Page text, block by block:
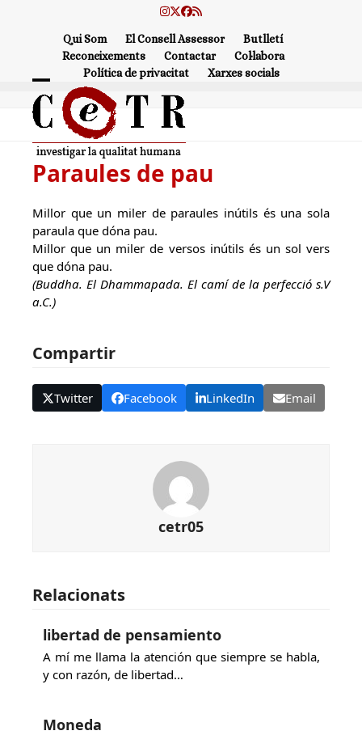
Instagram
Twitter
Facebook
RSS
Qui Som El Consell Assessor
Butlletí
Reconeixements
Contactar
Col·labora
Política de privacitat
Xarxes socials
Open
mobile
menu
Close
mobile
menu
Paraules de pau
Millor que un miler de paraules inútils és una sola
paraula que dóna pau.
Millor que un miler de versos inútils és un sol vers
que dóna pau.
(Buddha. El Dhammapada. El camí de la perfecció s.V
a.C.)
Compartir
Twitter Facebook LinkedIn Email
cetr05
Relacionats
libertad de pensamiento
A mí me llama la atención que siempre se habla,
y con razón, de libertad…
Moneda